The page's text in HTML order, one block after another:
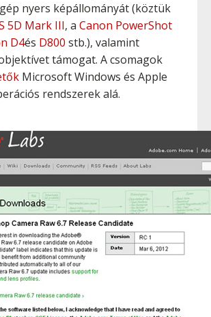
nyers képállományát (köztük
5D Mark III, a Canon PowerShot
D4és D800 stb.), valamint
támogat. A csomagok
Microsoft Windows és Apple
rendszerek alá.